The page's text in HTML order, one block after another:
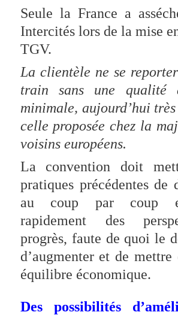
Seule la France a
Intercités lors de la mise
TGV.
La clientèle ne se
train sans une qualité
minimale, aujourd’hui
celle proposée chez la
voisins européens.
La convention doit
pratiques précédentes de
au coup par coup
rapidement des
progrès, faute de quoi le
d’augmenter et de
équilibre économique.
Des possibilités